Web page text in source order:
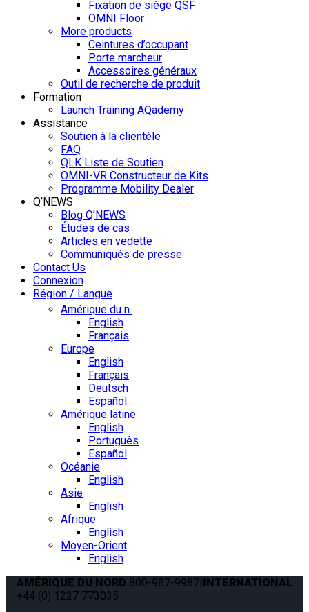
Fixation de siège QSF
OMNI Floor
More products
Ceintures d’occupant
Porte marcheur
Accessoires généraux
Outil de recherche de produit
Formation
Launch Training AQademy
Assistance
Soutien à la clientèle
FAQ
QLK Liste de Soutien
OMNI-VR Constructeur de Kits
Programme Mobility Dealer
Q’NEWS
Blog Q’NEWS
Études de cas
Articles en vedette
Communiqués de presse
Contact Us
Connexion
Région / Langue
Amérique du n.
English
Français
Europe
English
Français
Deutsch
Español
Amérique latine
English
Português
Español
Océanie
English
Asie
English
Afrique
English
Moyen-Orient
English
AMÉRIQUE DU NORD 800-987-9987|INTERNATIONAL
+44 (0) 1227 773035